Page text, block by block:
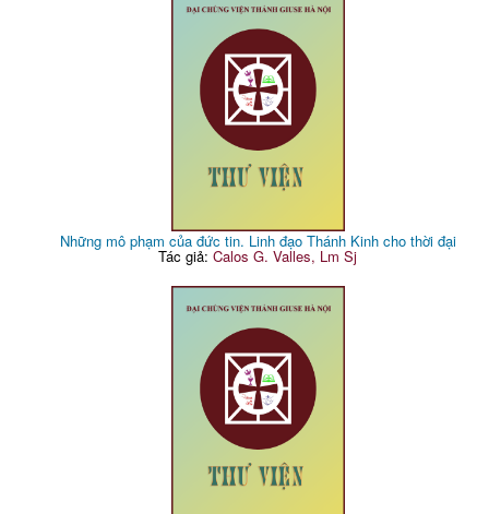
Những mô phạm của đức tin. Linh đạo Thánh Kinh cho thời đại
Tác giả:Calos G. Valles, Lm Sj